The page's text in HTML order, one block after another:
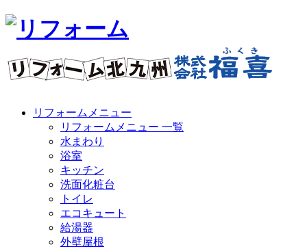
リフォームメニュー
リフォームメニュー 一覧
水まわり
浴室
キッチン
洗面化粧台
トイレ
エコキュート
給湯器
外壁屋根